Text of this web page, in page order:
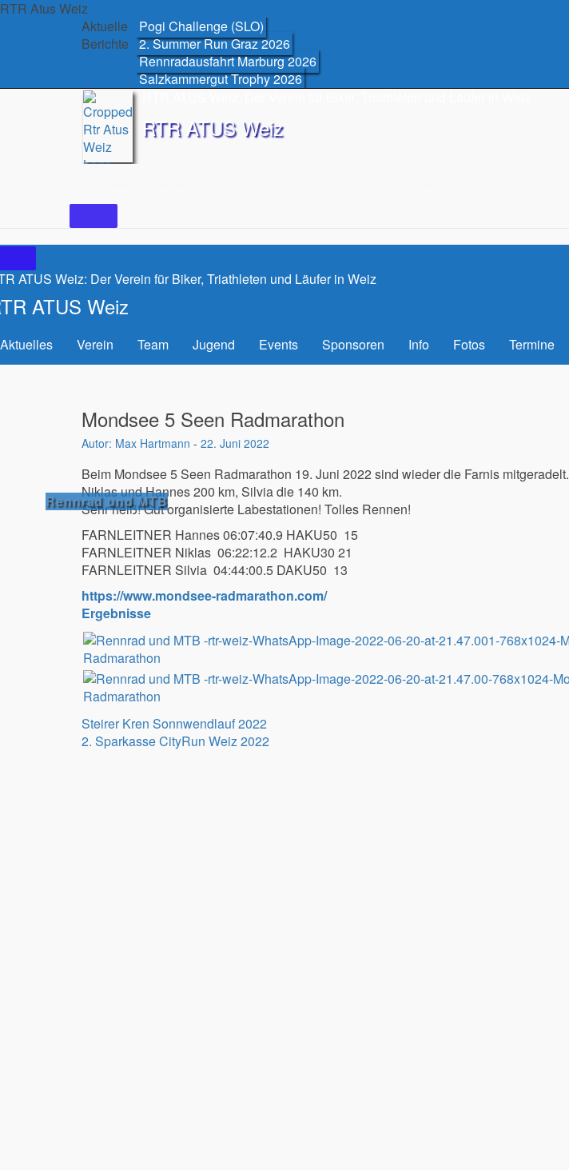
Skip
RTR Atus Weiz
Aktuelle
Berichte
Pogi Challenge (SLO)
2. Summer Run Graz 2026
Rennradausfahrt Marburg 2026
Salzkammergut Trophy 2026
RTR ATUS Weiz
ATUS Weiz: Der Verein für Biker, Triathleten und Läufer in Weiz
ATUS Weiz
Aktuelles Verein Team Jugend Events Sponsoren Info Fotos Termine
Rennrad und MTB
Mondsee 5 Seen Radmarathon
Max Hartmann - 22. Juni 2022
Beim Mondsee 5 Seen Radmarathon 19. Juni 2022 sind wieder die Farnis mitgeradelt.
Niklas und Hannes 200 km, Silvia die 140 km.
Sehr heiß! Gut organisierte Labestationen! Tolles Rennen!
FARNLEITNER Hannes 06:07:40.9 HAKU50 15
FARNLEITNER Niklas 06:22:12.2 HAKU30 21
FARNLEITNER Silvia 04:44:00.5 DAKU50 13
https://www.mondsee-radmarathon.com/
Ergebnisse
Beitragsnavigation
Steirer Kren Sonnwendlauf 2022
2. Sparkasse CityRun Weiz 2022